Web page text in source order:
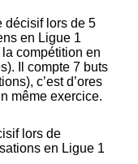
décisif lors de 5
en Ligue 1
compétition en
Il compte 7 buts
c’est d’ores
même exercice.
lors de
en Ligue 1